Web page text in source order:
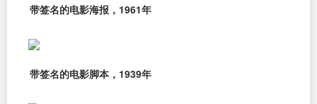
带签名的电影海报，1961年
带签名的电影脚本，1939年